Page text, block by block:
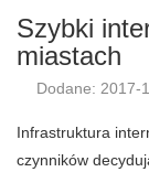
Szybki
miastach
Dodane: 2017-
Infrastruktura
czynników